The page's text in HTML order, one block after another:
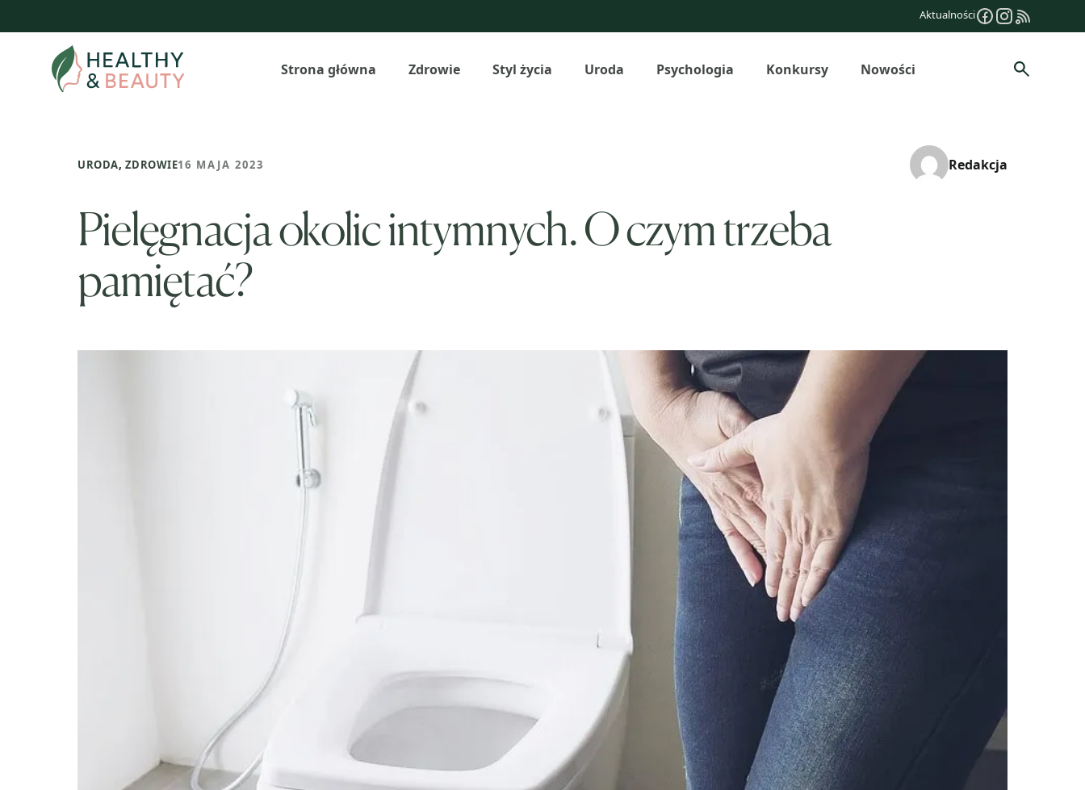
do
Aktualności
Strona główna Zdrowie Styl życia Uroda Psychologia Konkursy Nowości Szukaj
URODA, ZDROWIE16 MAJA 2023 Redakcja
Pielęgnacja okolic intymnych. O czym trzeba
pamiętać?